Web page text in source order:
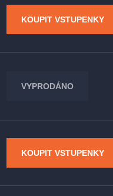
KOUPIT VSTUPENKY
VYPRODÁNO
KOUPIT VSTUPENKY